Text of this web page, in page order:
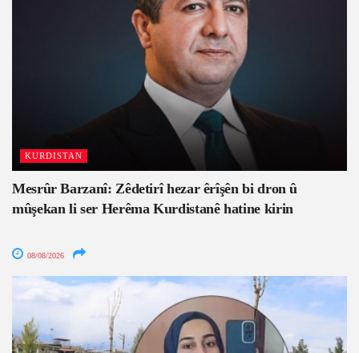
KURDISTAN
Mesrûr Barzanî: Zêdetirî hezar êrîşên bi dron û
mûşekan li ser Herêma Kurdistanê hatine kirin
08/08/2026